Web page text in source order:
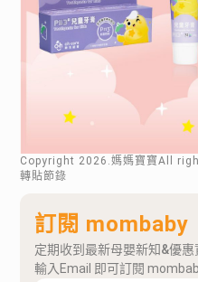
Copyright 2026 .媽媽寶寶All
轉貼節錄
訂閱 mombaby
定期收到最新母嬰新知&優惠
輸入Email 即可訂閱